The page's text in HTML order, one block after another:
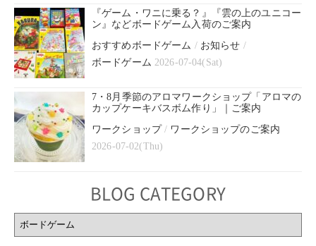
『ゲーム・ワニに乗る？』『雲の上のユニコー
ン』などボードゲーム入荷のご案内
おすすめボードゲーム / お知らせ /
ボードゲーム 2026-07-04(Sat)
7・8月季節のアロマワークショップ「アロマの
カップケーキバスボム作り」｜ご案内
ワークショップ/ ワークショップのご案内
2026-07-02(Thu)
BLOG CATEGORY
BLOG
CATEGORY